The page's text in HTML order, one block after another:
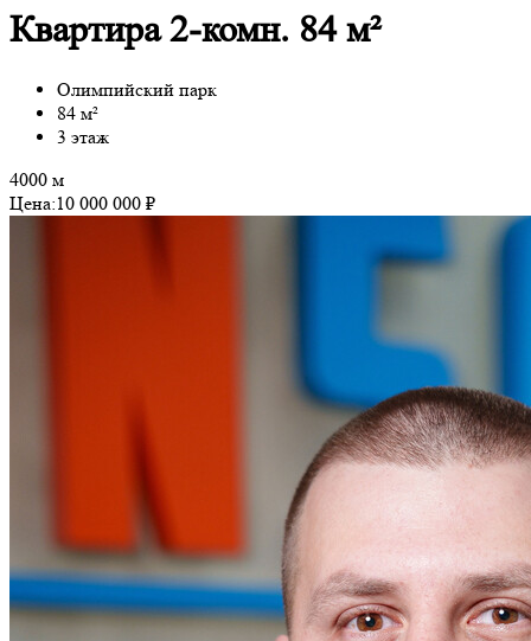
Квартира 2-комн. 84 м²
Олимпийский парк
84 м²
3 этаж
4000 м
Цена:10 000 000 ₽